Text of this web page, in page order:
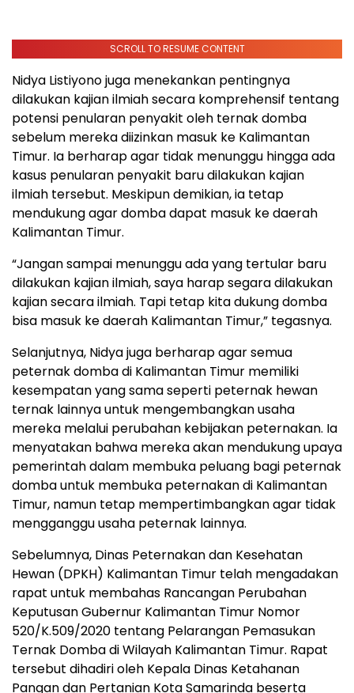
SCROLL TO RESUME CONTENT
Nidya Listiyono juga menekankan pentingnya
dilakukan kajian ilmiah secara komprehensif tentang
potensi penularan penyakit oleh ternak domba
sebelum mereka diizinkan masuk ke Kalimantan
Timur. Ia berharap agar tidak menunggu hingga ada
kasus penularan penyakit baru dilakukan kajian
ilmiah tersebut. Meskipun demikian, ia tetap
mendukung agar domba dapat masuk ke daerah
Kalimantan Timur.
“Jangan sampai menunggu ada yang tertular baru
dilakukan kajian ilmiah, saya harap segara dilakukan
kajian secara ilmiah. Tapi tetap kita dukung domba
bisa masuk ke daerah Kalimantan Timur,” tegasnya.
Selanjutnya, Nidya juga berharap agar semua
peternak domba di Kalimantan Timur memiliki
kesempatan yang sama seperti peternak hewan
ternak lainnya untuk mengembangkan usaha
mereka melalui perubahan kebijakan peternakan. Ia
menyatakan bahwa mereka akan mendukung upaya
pemerintah dalam membuka peluang bagi peternak
domba untuk membuka peternakan di Kalimantan
Timur, namun tetap mempertimbangkan agar tidak
mengganggu usaha peternak lainnya.
Sebelumnya, Dinas Peternakan dan Kesehatan
Hewan (DPKH) Kalimantan Timur telah mengadakan
rapat untuk membahas Rancangan Perubahan
Keputusan Gubernur Kalimantan Timur Nomor
520/K.509/2020 tentang Pelarangan Pemasukan
Ternak Domba di Wilayah Kalimantan Timur. Rapat
tersebut dihadiri oleh Kepala Dinas Ketahanan
Pangan dan Pertanian Kota Samarinda beserta